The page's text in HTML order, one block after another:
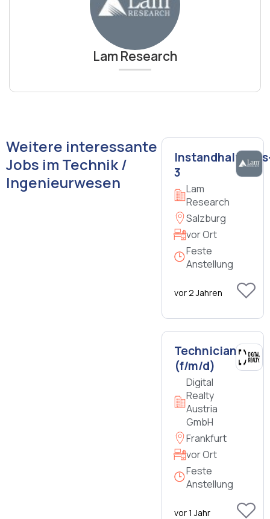
Lam Research
Weitere interessante
Jobs im Technik /
Ingenieurwesen
3
Lam
Research
Salzburg
vor Ort
Feste
Anstellung
vor 2 Jahren
Technician
(f/m/d)
Digital
Realty
Austria
GmbH
Frankfurt
vor Ort
Feste
Anstellung
vor 1 Jahr